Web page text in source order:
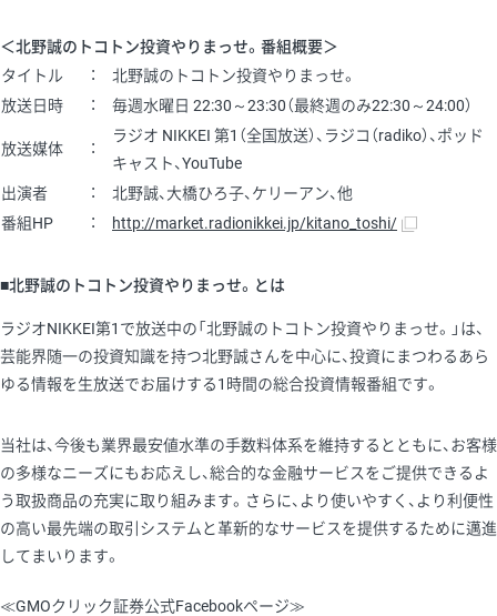
＜北野誠のトコトン投資やりまっせ。番組概要＞
タイトル
：
北野誠のトコトン投資やりまっせ。
放送日時
： 毎週水曜日 22:30～23:30（最終週のみ22:30～24:00）
放送媒体 ：
ラジオ NIKKEI 第1（全国放送）、ラジコ（radiko）、ポッド
キャスト、YouTube
出演者
：
北野誠、大橋ひろ子、ケリーアン、他
番組HP
： http://market.radionikkei.jp/kitano_toshi/
■北野誠のトコトン投資やりまっせ。とは
ラジオNIKKEI第1で放送中の「北野誠のトコトン投資やりまっせ。」は、
芸能界随一の投資知識を持つ北野誠さんを中心に、投資にまつわるあら
ゆる情報を生放送でお届けする1時間の総合投資情報番組です。
当社は、今後も業界最安値水準の手数料体系を維持するとともに、お客様
の多様なニーズにもお応えし、総合的な金融サービスをご提供できるよ
う取扱商品の充実に取り組みます。さらに、より使いやすく、より利便性
の高い最先端の取引システムと革新的なサービスを提供するために邁進
してまいります。
≪GMOクリック証券公式Facebookページ≫